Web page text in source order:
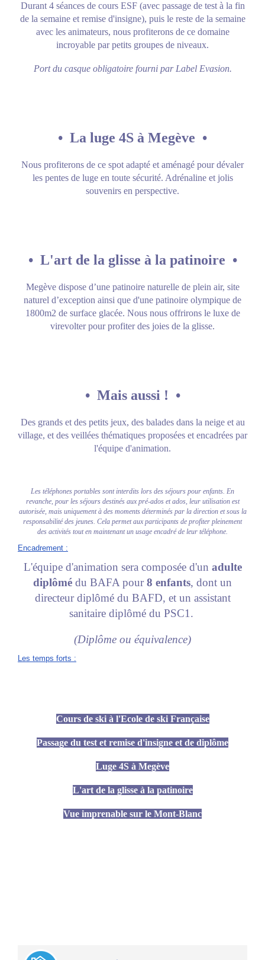
Durant 4 séances de cours ESF (avec passage de test à la fin
de la semaine et remise d'insigne), puis le reste de la semaine
avec les animateurs, nous profiterons de ce domaine
incroyable par petits groupes de niveaux.
Port du casque obligatoire fourni par Label Evasion.
• La luge 4S à Megève •
Nous profiterons de ce spot adapté et aménagé pour dévaler
les pentes de luge en toute sécurité. Adrénaline et jolis
souvenirs en perspective.
• L'art de la glisse à la patinoire •
Megève dispose d’une patinoire naturelle de plein air, site
naturel d’exception ainsi que d'une patinoire olympique de
1800m2 de surface glacée. Nous nous offrirons le luxe de
virevolter pour profiter des joies de la glisse.
• Mais aussi ! •
Des grands et des petits jeux, des balades dans la neige et au
village, et des veillées thématiques proposées et encadrées par
l'équipe d'animation.
Les téléphones portables sont interdits lors des séjours pour enfants. En
revanche, pour les séjours destinés aux pré-ados et ados, leur utilisation est
autorisée, mais uniquement à des moments déterminés par la direction et sous la
responsabilité des jeunes. Cela permet aux participants de profiter pleinement
des activités tout en maintenant un usage encadré de leur téléphone.
Encadrement :
L'équipe d'animation sera composée d'un adulte
diplômé du BAFA pour8 enfants, dont un
directeur diplômé du BAFD, et un assistant
sanitaire diplômé du PSC1.
(Diplôme ou équivalence)
Les temps forts :
Cours de ski à l'Ecole de ski Française
Passage du test et remise d'insigne et de diplôme
Luge 4S à Megève
L'art de la glisse à la patinoire
Vue imprenable sur le Mont-Blanc